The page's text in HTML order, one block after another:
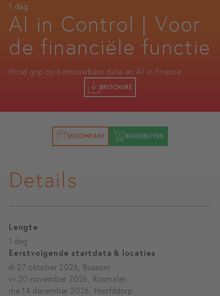
1 dag
AI in Control | Voor
de financiële functie
Houd grip op betrouwbare data en AI in finance
BROCHURE
INCOMPANY INSCHRIJVEN
Details
Lengte
1 dag
Eerstvolgende startdata & locaties
di 27 oktober 2026, Bussum
vr 20 november 2026, Rosmalen
ma 14 december 2026, Hoofddorp